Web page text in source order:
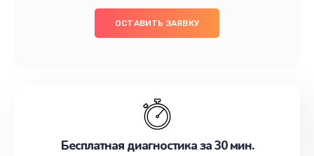
ОСТАВИТЬ ЗАЯВКУ
Бесплатная диагностика за 30 мин.